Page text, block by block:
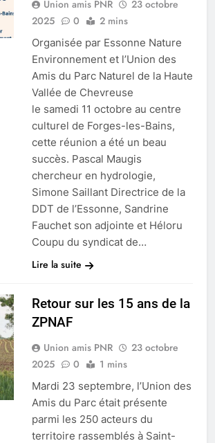
Union amis PNR
23 octobre
2025
0 2 mins
Organisée par Essonne Nature
Environnement et l’Union des
Amis du Parc Naturel de la Haute
Vallée de Chevreuse
le samedi 11 octobre au centre
culturel de Forges-les-Bains,
cette réunion a été un beau
succès. Pascal Maugis
chercheur en hydrologie,
Simone Saillant Directrice de la
DDT de l’Essonne, Sandrine
Fauchet son adjointe et Héloru
Coupu du syndicat de…
Lire la suite
Retour sur les 15 ans de la
ZPNAF
Union amis PNR
23 octobre
2025
0 1 mins
Mardi 23 septembre, l’Union des
Amis du Parc était présente
parmi les 250 acteurs du
territoire rassemblés à Saint-